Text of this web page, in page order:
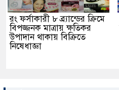
রং ফর্সাকারী ৮ ব্র্যান্ডের ক্রিমে
বিপজ্জনক মাত্রায় ক্ষতিকর
উপাদান থাকায় বিক্রিতে
নিষেধাজ্ঞা